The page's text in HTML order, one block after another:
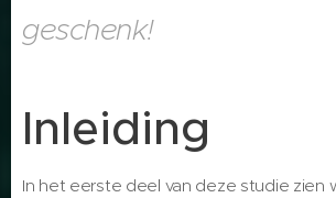
geschenk!
Inleiding
In het eerste deel van deze studie zien